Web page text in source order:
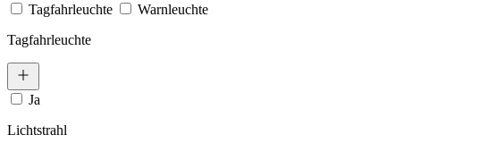
Tagfahrleuchte
Warnleuchte
Tagfahrleuchte
Ja
Lichtstrahl